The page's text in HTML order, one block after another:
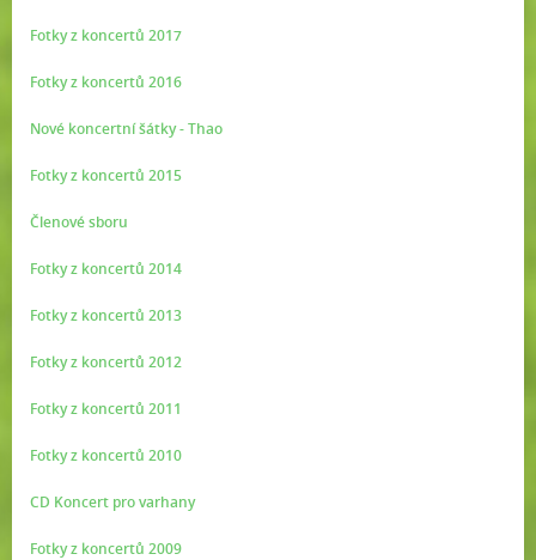
Fotky z koncertů 2017
Fotky z koncertů 2016
Nové koncertní šátky - Thao
Fotky z koncertů 2015
Členové sboru
Fotky z koncertů 2014
Fotky z koncertů 2013
Fotky z koncertů 2012
Fotky z koncertů 2011
Fotky z koncertů 2010
CD Koncert pro varhany
Fotky z koncertů 2009